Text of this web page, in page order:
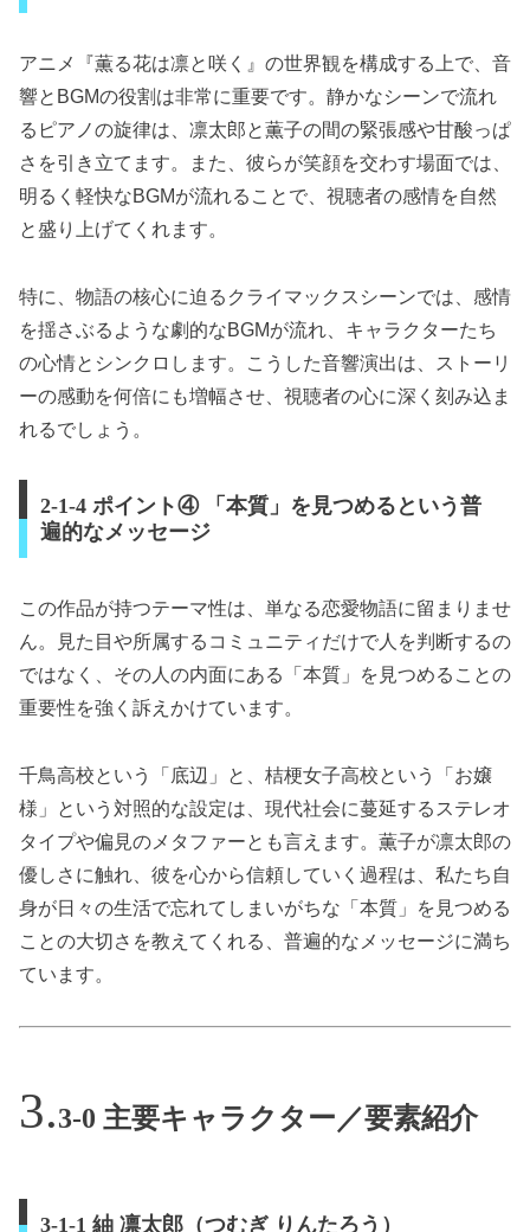
アニメ『薫る花は凛と咲く』の世界観を構成する上で、音
響とBGMの役割は非常に重要です。静かなシーンで流れ
るピアノの旋律は、凛太郎と薫子の間の緊張感や甘酸っぱ
さを引き立てます。また、彼らが笑顔を交わす場面では、
明るく軽快なBGMが流れることで、視聴者の感情を自然
と盛り上げてくれます。
特に、物語の核心に迫るクライマックスシーンでは、感情
を揺さぶるような劇的なBGMが流れ、キャラクターたち
の心情とシンクロします。こうした音響演出は、ストーリ
ーの感動を何倍にも増幅させ、視聴者の心に深く刻み込ま
れるでしょう。
2-1-4 ポイント④ 「本質」を見つめるという普
遍的なメッセージ
この作品が持つテーマ性は、単なる恋愛物語に留まりませ
ん。見た目や所属するコミュニティだけで人を判断するの
ではなく、その人の内面にある「本質」を見つめることの
重要性を強く訴えかけています。
千鳥高校という「底辺」と、桔梗女子高校という「お嬢
様」という対照的な設定は、現代社会に蔓延するステレオ
タイプや偏見のメタファーとも言えます。薫子が凛太郎の
優しさに触れ、彼を心から信頼していく過程は、私たち自
身が日々の生活で忘れてしまいがちな「本質」を見つめる
ことの大切さを教えてくれる、普遍的なメッセージに満ち
ています。
3-0 主要キャラクター／要素紹介
3-1-1 紬 凛太郎（つむぎ りんたろう）